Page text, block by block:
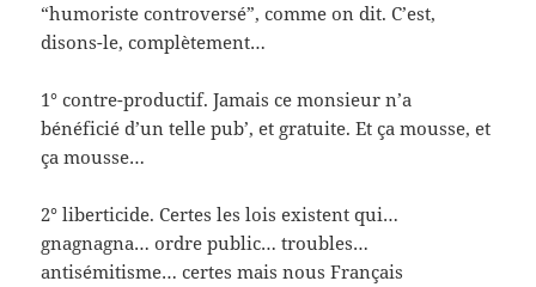
“humoriste controversé”, comme on dit. C’est,
disons-le, complètement…
1° contre-productif. Jamais ce monsieur n’a
bénéficié d’un telle pub’, et gratuite. Et ça mousse, et
ça mousse…
2° liberticide. Certes les lois existent qui…
gnagnagna… ordre public… troubles…
antisémitisme… certes mais nous Français